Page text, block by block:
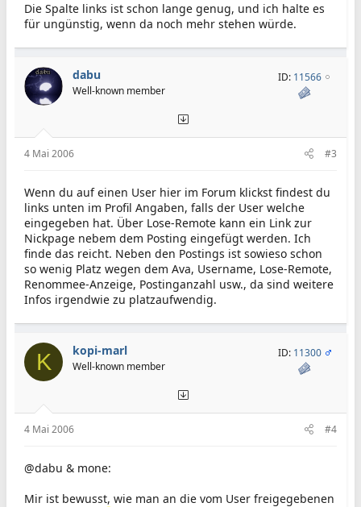
Die Spalte links ist schon lange genug, und ich halte es
für ungünstig, wenn da noch mehr stehen würde.
dabu
Well-known member
ID: 11566
4 Mai 2006 #3
Wenn du auf einen User hier im Forum klickst findest du
links unten im Profil Angaben, falls der User welche
eingegeben hat. Über Lose-Remote kann ein Link zur
Nickpage nebem dem Posting eingefügt werden. Ich
finde das reicht. Neben den Postings ist sowieso schon
so wenig Platz wegen dem Ava, Username, Lose-Remote,
Renommee-Anzeige, Postinganzahl usw., da sind weitere
Infos irgendwie zu platzaufwendig.
K kopi-marl
Well-known member
ID: 11300
4 Mai 2006 #4
@dabu & mone:
Mir ist bewusst, wie man an die vom User freigegebenen